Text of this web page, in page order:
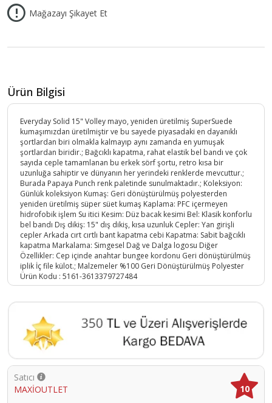
Mağazayı Şikayet Et
Ürün Bilgisi
Everyday Solid 15" Volley mayo, yeniden üretilmiş SuperSuede
kumaşımızdan üretilmiştir ve bu sayede piyasadaki en dayanıklı
şortlardan biri olmakla kalmayıp aynı zamanda en yumuşak
şortlardan biridir.; Bağcıklı kapatma, rahat elastik bel bandı ve çok
sayıda ceple tamamlanan bu erkek sörf şortu, retro kısa bir
uzunluğa sahiptir ve dünyanın her yerindeki renklerde mevcuttur.;
Burada Papaya Punch renk paletinde sunulmaktadır.; Koleksiyon:
Günlük koleksiyon Kumaş: Geri dönüştürülmüş polyesterden
yeniden üretilmiş süper süet kumaş Kaplama: PFC içermeyen
hidrofobik işlem Su itici Kesim: Düz bacak kesimi Bel: Klasik konforlu
bel bandı Dış dikiş: 15" dış dikiş, kısa uzunluk Cepler: Yan girişli
cepler Arkada cırt cırtlı bant kapatma cebi Kapatma: Sabit bağcıklı
kapatma Markalama: Simgesel Dağ ve Dalga logosu Diğer
Özellikler: Cep içinde anahtar bungee kordonu Geri dönüştürülmüş
iplik İç file külot.; Malzemeler %100 Geri Dönüştürülmüş Polyester
Ürün Kodu : 5161-3613379727484
Satıcı
MAXİOUTLET
10